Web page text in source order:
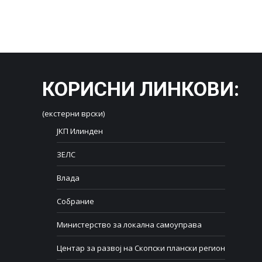
КОРИСНИ ЛИНКОВИ:
(екстерни врски)
ЈКП Илинден
ЗЕЛС
Влада
Собрание
Министерство за локална самоуправа
Центар за развој на Скопски плански регион